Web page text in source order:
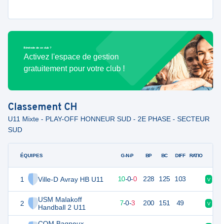
Bénévole de ce club ?
Activez l'espace de gestion
gratuitement pour votre club !
Classement CH
U11 Mixte - PLAY-OFF HONNEUR SUD - 2E PHASE - SECTEUR
SUD
ÉQUIPES
1 Ville-D Avray HB U11
2
USM Malakoff
Handball 2 U11
G-N-P BP BC DIFF RATIO
30 10-0-0 228 125 103 V
7-0-3 200 151 49 V